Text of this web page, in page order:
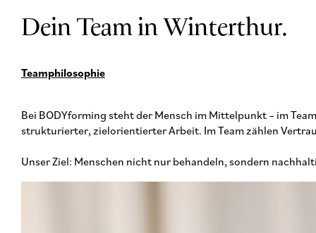
Dein Team in Winterthur.
Teamphilosophie
Bei BODYforming steht der Mensch im Mittelpunkt – im
strukturierter, zielorientierter Arbeit. Im Team zählen
Unser Ziel: Menschen nicht nur behandeln, sondern